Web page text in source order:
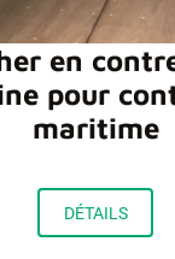
en
pour
maritime
DÉTAILS